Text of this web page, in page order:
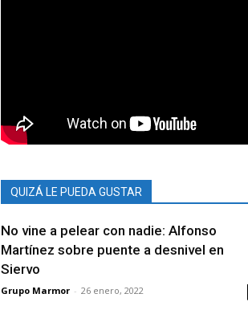
QUIZÁ LE PUEDA GUSTAR
No vine a pelear con nadie: Alfonso
Martínez sobre puente a desnivel en
Siervo
Grupo Marmor - 26 enero, 2022